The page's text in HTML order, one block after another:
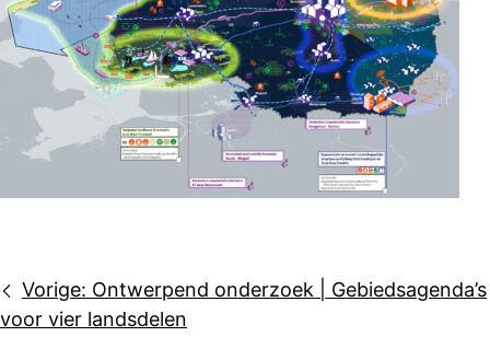
Bericht
navigatie
Vorige: Ontwerpend onderzoek | Gebiedsagenda’s
voor vier landsdelen